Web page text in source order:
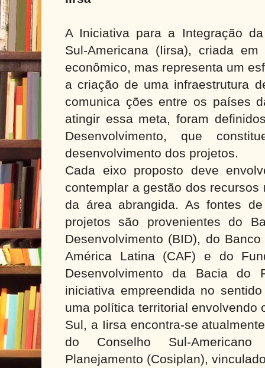
A Iniciativa para a Integração
Sul-Americana (Iirsa), criada
econômico, mas representa um
a criação de uma infraestrutura
comunica ções entre os países
atingir essa meta, foram
Desenvolvimento, que
desenvolvimento dos projetos.
Cada eixo proposto deve
contemplar a gestão dos
da área abrangida. As fontes
projetos são provenientes do
Desenvolvimento (BID), do
América Latina (CAF) e do
Desenvolvimento da Bacia do
iniciativa empreendida no
uma política territorial envolvendo
Sul, a Iirsa encontra-se
do Conselho Sul-
Planejamento (Cosiplan),